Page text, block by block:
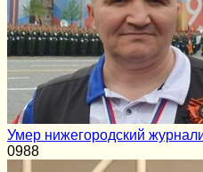
Умер нижегородский
0988